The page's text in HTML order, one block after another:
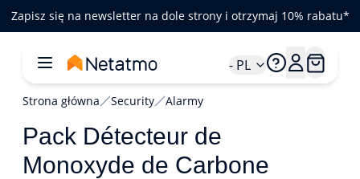
Zapisz się na newsletter na dole strony i otrzymaj 10% rabatu*
- PL
Strona główna Security Alarmy
Pack Détecteur de
Monoxyde de Carbone